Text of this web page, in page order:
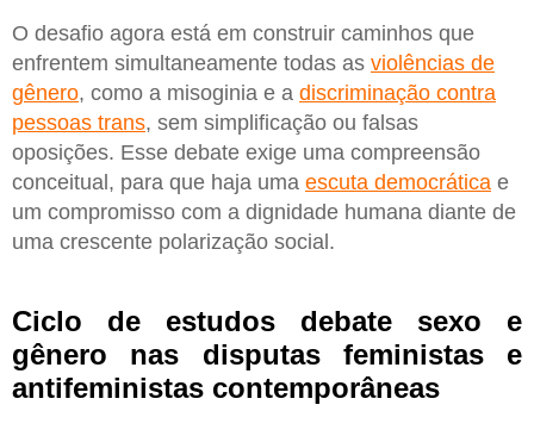
O desafio agora está em construir caminhos que
enfrentem simultaneamente todas as violências de
gênero, como a misoginia e a discriminação contra
pessoas trans, sem simplificação ou falsas
oposições. Esse debate exige uma compreensão
conceitual, para que haja uma escuta democrática e
um compromisso com a dignidade humana diante de
uma crescente polarização social.
Ciclo de estudos debate sexo e
gênero nas disputas feministas e
antifeministas contemporâneas